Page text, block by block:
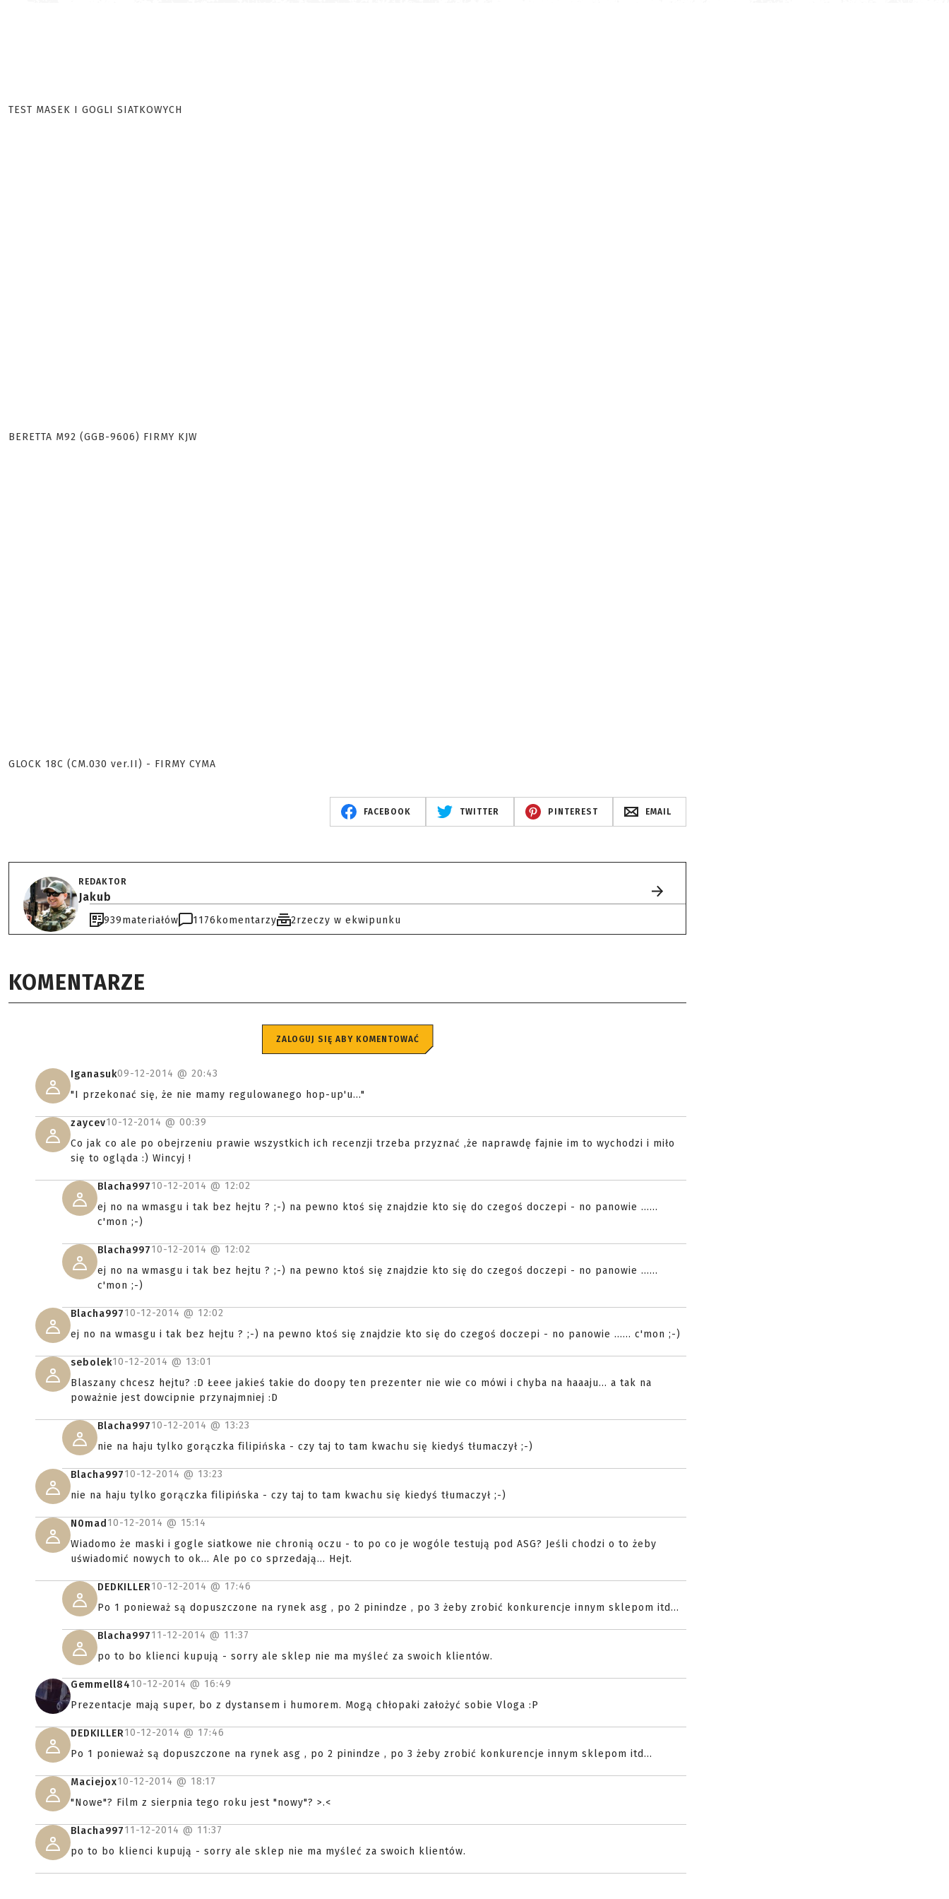
TEST MASEK I GOGLI SIATKOWYCH
BERETTA M92 (GGB-9606) FIRMY KJW
GLOCK 18C (CM.030 ver.II) - FIRMY CYMA
FACEBOOK TWITTER PINTEREST EMAIL
REDAKTOR
Jakub
939materiałów 1176 komentarzy 2rzeczy w ekwipunku
KOMENTARZE
ZALOGUJ SIĘ ABY KOMENTOWAĆ
Iganasuk09-12-2014 @ 20:43
"I przekonać się, że nie mamy regulowanego hop-up'u..."
zaycev10-12-2014 @ 00:39
Co jak co ale po obejrzeniu prawie wszystkich ich recenzji trzeba przyznać ,że naprawdę fajnie im to wychodzi i miło
się to ogląda :) Wincyj !
Blacha99710-12-2014 @ 12:02
ej no na wmasgu i tak bez hejtu ? ;-) na pewno ktoś się znajdzie kto się do czegoś doczepi - no panowie ......
c'mon ;-)
Blacha99710-12-2014 @ 12:02
ej no na wmasgu i tak bez hejtu ? ;-) na pewno ktoś się znajdzie kto się do czegoś doczepi - no panowie ......
c'mon ;-)
Blacha99710-12-2014 @ 12:02
ej no na wmasgu i tak bez hejtu ? ;-) na pewno ktoś się znajdzie kto się do czegoś doczepi - no panowie ...... c'mon ;-)
sebolek10-12-2014 @ 13:01
Blaszany chcesz hejtu? :D Łeee jakieś takie do doopy ten prezenter nie wie co mówi i chyba na haaaju... a tak na
poważnie jest dowcipnie przynajmniej :D
Blacha99710-12-2014 @ 13:23
nie na haju tylko gorączka filipińska - czy taj to tam kwachu się kiedyś tłumaczył ;-)
Blacha99710-12-2014 @ 13:23
nie na haju tylko gorączka filipińska - czy taj to tam kwachu się kiedyś tłumaczył ;-)
N0mad 10-12-2014 @ 15:14
Wiadomo że maski i gogle siatkowe nie chronią oczu - to po co je wogóle testują pod ASG? Jeśli chodzi o to żeby
uświadomić nowych to ok... Ale po co sprzedają... Hejt.
DEDKILLER10-12-2014 @ 17:46
Po 1 ponieważ są dopuszczone na rynek asg , po 2 pinindze , po 3 żeby zrobić konkurencje innym sklepom itd...
Blacha99711-12-2014 @ 11:37
po to bo klienci kupują - sorry ale sklep nie ma myśleć za swoich klientów.
Gemmell8410-12-2014 @ 16:49
Prezentacje mają super, bo z dystansem i humorem. Mogą chłopaki założyć sobie Vloga :P
DEDKILLER10-12-2014 @ 17:46
Po 1 ponieważ są dopuszczone na rynek asg , po 2 pinindze , po 3 żeby zrobić konkurencje innym sklepom itd...
Maciejox10-12-2014 @ 18:17
"Nowe"? Film z sierpnia tego roku jest "nowy"? >.<
Blacha99711-12-2014 @ 11:37
po to bo klienci kupują - sorry ale sklep nie ma myśleć za swoich klientów.